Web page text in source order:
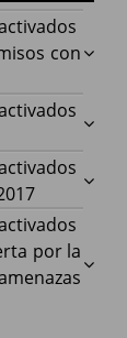
Cauca
con
de
con
ACIN
DE
Hacía
por la